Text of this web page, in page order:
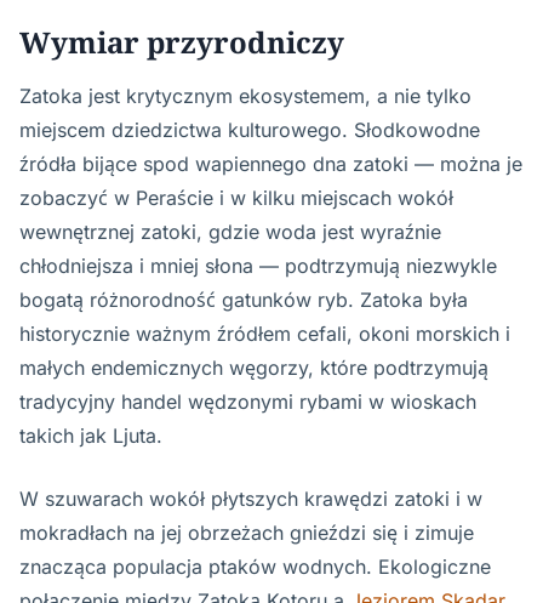
Wymiar przyrodniczy
Zatoka jest krytycznym ekosystemem, a nie tylko
miejscem dziedzictwa kulturowego. Słodkowodne
źródła bijące spod wapiennego dna zatoki — można je
zobaczyć w Peraście i w kilku miejscach wokół
wewnętrznej zatoki, gdzie woda jest wyraźnie
chłodniejsza i mniej słona — podtrzymują niezwykle
bogatą różnorodność gatunków ryb. Zatoka była
historycznie ważnym źródłem cefali, okoni morskich i
małych endemicznych węgorzy, które podtrzymują
tradycyjny handel wędzonymi rybami w wioskach
takich jak Ljuta.
W szuwarach wokół płytszych krawędzi zatoki i w
mokradłach na jej obrzeżach gnieździ się i zimuje
znacząca populacja ptaków wodnych. Ekologiczne